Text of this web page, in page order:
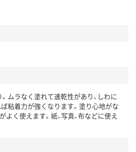
ムラなく塗れて速乾性があり、しわに
粘着力が強くなります。塗り心地がな
よく使えます。紙、写真、布などに使え